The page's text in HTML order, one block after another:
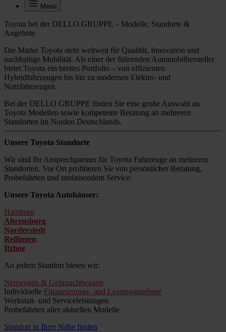
Menü
Toyota bei der DELLO GRUPPE – Modelle, Standorte &
Angebote
Die Marke Toyota steht weltweit für Qualität, Innovation und
nachhaltige Mobilität. Als einer der führenden Automobilhersteller
bietet Toyota ein breites Portfolio – von effizienten
Hybridfahrzeugen bis hin zu modernen Elektro- und
Nutzfahrzeugen.
Bei der DELLO GRUPPE finden Sie eine große Auswahl an
Toyota Modellen sowie kompetente Beratung an mehreren
Standorten im Norden Deutschlands.
Unsere Toyota Standorte
Wir sind Ihr Ansprechpartner für Toyota Fahrzeuge an mehreren
Standorten. Vor Ort profitieren Sie von persönlicher Beratung,
Probefahrten und umfassendem Service.
Unsere Toyota Autohäuser:
Hamburg
Ahrensburg
Norderstedt
Rellingen
Itzhoe
An jedem Standort bieten wir:
Neuwagen & Gebrauchtwagen
Individuelle Finanzierungs- und Leasingangebote
Werkstatt- und Serviceleistungen
Probefahrten aller aktuellen Modelle
Standort in Ihrer Nähe finden